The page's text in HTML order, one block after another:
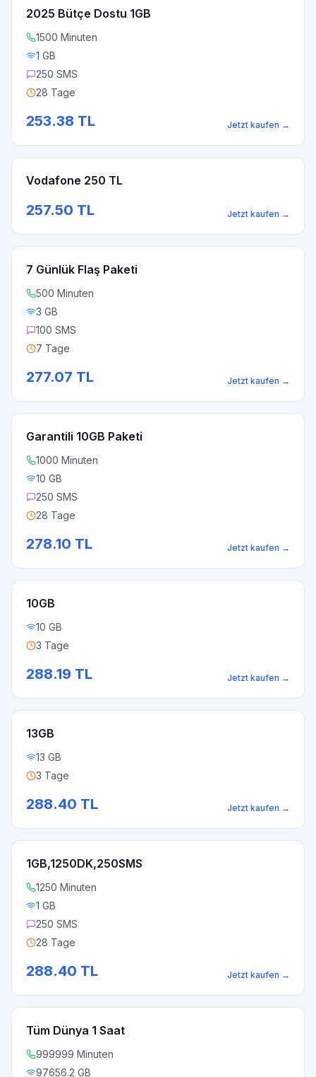
2025 Bütçe Dostu 1GB
1500 Minuten
1 GB
250 SMS
28 Tage
253.38 TL Jetzt kaufen →
Vodafone 250 TL
257.50 TL Jetzt kaufen →
7 Günlük Flaş Paketi
500 Minuten
3 GB
100 SMS
7 Tage
277.07 TL Jetzt kaufen →
Garantili 10GB Paketi
1000 Minuten
10 GB
250 SMS
28 Tage
278.10 TL Jetzt kaufen →
10GB
10 GB
3 Tage
288.19 TL Jetzt kaufen →
13GB
13 GB
3 Tage
288.40 TL Jetzt kaufen →
1GB,1250DK,250SMS
1250 Minuten
1 GB
250 SMS
28 Tage
288.40 TL Jetzt kaufen →
Tüm Dünya 1 Saat
999999 Minuten
97656.2 GB